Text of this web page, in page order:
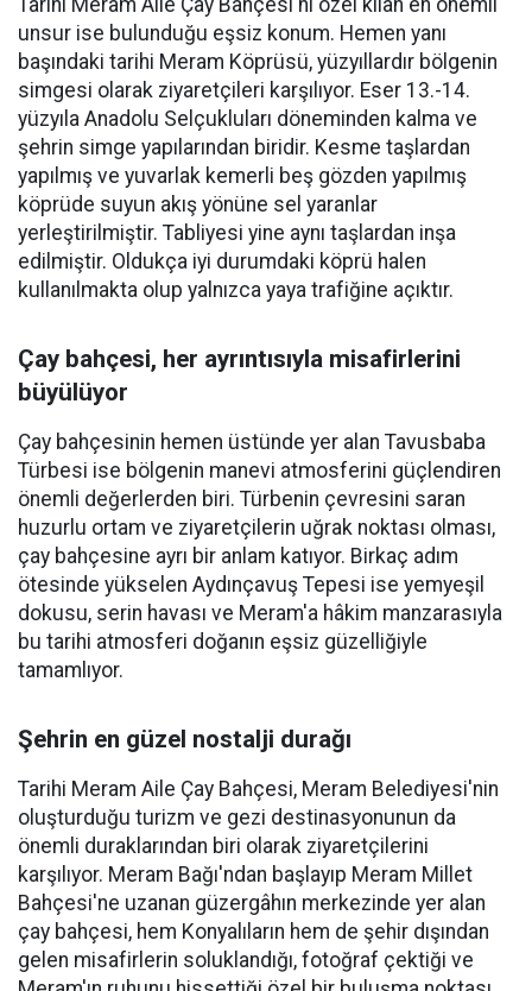
Tarihi Meram Aile Çay Bahçesi'ni özel kılan en önemli
unsur ise bulunduğu eşsiz konum. Hemen yanı
başındaki tarihi Meram Köprüsü, yüzyıllardır bölgenin
simgesi olarak ziyaretçileri karşılıyor. Eser 13.-14.
yüzyıla Anadolu Selçukluları döneminden kalma ve
şehrin simge yapılarından biridir. Kesme taşlardan
yapılmış ve yuvarlak kemerli beş gözden yapılmış
köprüde suyun akış yönüne sel yaranlar
yerleştirilmiştir. Tabliyesi yine aynı taşlardan inşa
edilmiştir. Oldukça iyi durumdaki köprü halen
kullanılmakta olup yalnızca yaya trafiğine açıktır.
Çay bahçesi, her ayrıntısıyla misafirlerini
büyülüyor
Çay bahçesinin hemen üstünde yer alan Tavusbaba
Türbesi ise bölgenin manevi atmosferini güçlendiren
önemli değerlerden biri. Türbenin çevresini saran
huzurlu ortam ve ziyaretçilerin uğrak noktası olması,
çay bahçesine ayrı bir anlam katıyor. Birkaç adım
ötesinde yükselen Aydınçavuş Tepesi ise yemyeşil
dokusu, serin havası ve Meram'a hâkim manzarasıyla
bu tarihi atmosferi doğanın eşsiz güzelliğiyle
tamamlıyor.
Şehrin en güzel nostalji durağı
Tarihi Meram Aile Çay Bahçesi, Meram Belediyesi'nin
oluşturduğu turizm ve gezi destinasyonunun da
önemli duraklarından biri olarak ziyaretçilerini
karşılıyor. Meram Bağı'ndan başlayıp Meram Millet
Bahçesi'ne uzanan güzergâhın merkezinde yer alan
çay bahçesi, hem Konyalıların hem de şehir dışından
gelen misafirlerin soluklandığı, fotoğraf çektiği ve